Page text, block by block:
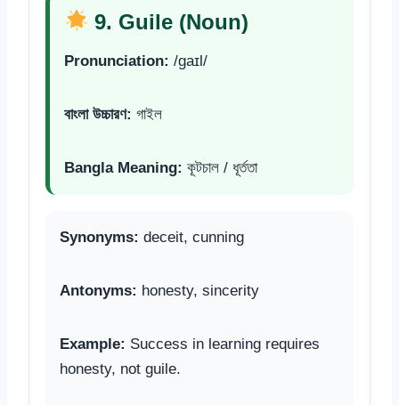
9. Guile (Noun)
Pronunciation: /ɡaɪl/
বাংলা উচ্চারণ: গাইল
Bangla Meaning: কূটচাল / ধূর্ততা
Synonyms: deceit, cunning
Antonyms: honesty, sincerity
Example: Success in learning requires
honesty, not guile.